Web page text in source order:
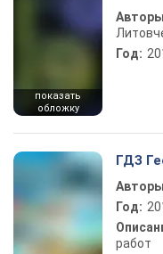
показать
обложку
Год:
ГДЗ
Год:
работ